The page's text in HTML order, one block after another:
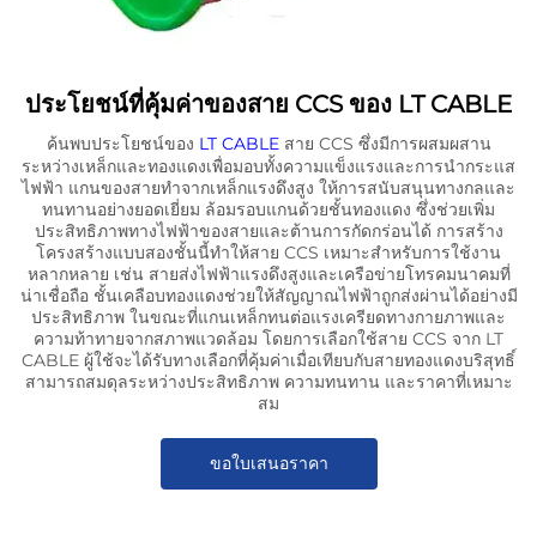
ประโยชน์ที่คุ้มค่าของสาย CCS ของ LT CABLE
ค้นพบประโยชน์ของ LT CABLE สาย CCS ซึ่งมีการผสมผสาน
ระหว่างเหล็กและทองแดงเพื่อมอบทั้งความแข็งแรงและการนำกระแส
ไฟฟ้า แกนของสายทำจากเหล็กแรงดึงสูง ให้การสนับสนุนทางกลและ
ทนทานอย่างยอดเยี่ยม ล้อมรอบแกนด้วยชั้นทองแดง ซึ่งช่วยเพิ่ม
ประสิทธิภาพทางไฟฟ้าของสายและต้านการกัดกร่อนได้ การสร้าง
โครงสร้างแบบสองชั้นนี้ทำให้สาย CCS เหมาะสำหรับการใช้งาน
หลากหลาย เช่น สายส่งไฟฟ้าแรงดึงสูงและเครือข่ายโทรคมนาคมที่
น่าเชื่อถือ ชั้นเคลือบทองแดงช่วยให้สัญญาณไฟฟ้าถูกส่งผ่านได้อย่างมี
ประสิทธิภาพ ในขณะที่แกนเหล็กทนต่อแรงเครียดทางกายภาพและ
ความท้าทายจากสภาพแวดล้อม โดยการเลือกใช้สาย CCS จาก LT
CABLE ผู้ใช้จะได้รับทางเลือกที่คุ้มค่าเมื่อเทียบกับสายทองแดงบริสุทธิ์
สามารถสมดุลระหว่างประสิทธิภาพ ความทนทาน และราคาที่เหมาะ
สม
ขอใบเสนอราคา